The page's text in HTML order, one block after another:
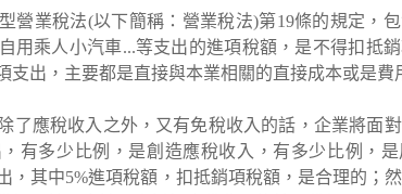
營業稅法(以下簡稱：營業稅法)第19條的規定，
用乘人小汽車...等支出的進項稅額，是不得扣抵
支出，主要都是直接與本業相關的直接成本或是費
了應稅收入之外，又有免稅收入的話，企業將面
有多少比例，是創造應稅收入，有多少比例，
，其中5%進項稅額，扣抵銷項稅額，是合理的；